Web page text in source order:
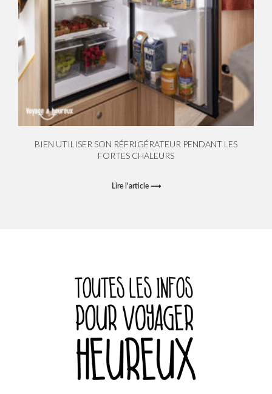
BIEN UTILISER SON RÉFRIGÉRATEUR PENDANT LES
FORTES CHALEURS
Lire l'article ⟶